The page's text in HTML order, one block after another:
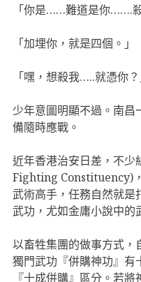
「你是……難道是你…….
「加埋你，就是四個。」
「嘿，想殺我…..就憑你？
少年意圖明顯不過。南
備隨時應戰。
近年香港治安日差，不
Fighting Constituency)
武術高手，任務自然就是
武功，尤如金庸小說中的
以畜牲集團的做事方式，
獨門武功『併購神功』有
『十成併購』區分。若